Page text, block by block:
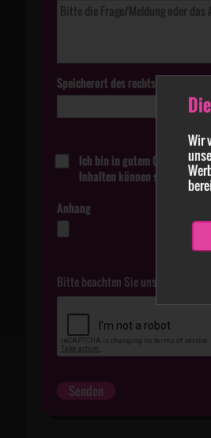
Wir
Speicherort des rechtswidrigen
Ich bin in gutem Glauben
Inhalten können strafbar
Anhang
Bitte beachten Sie unsere
Senden